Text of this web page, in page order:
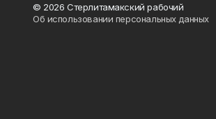
© 2026 Стерлитамакский рабочий
Об использовании персональных данных